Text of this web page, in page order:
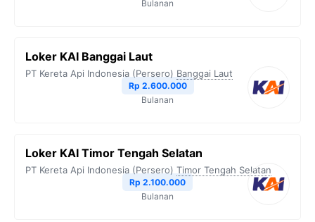
Bulanan
Loker KAI Banggai Laut
PT Kereta Api Indonesia (Persero) Banggai Laut
Rp 2.600.000
Bulanan
Loker KAI Timor Tengah Selatan
PT Kereta Api Indonesia (Persero) Timor Tengah Selatan
Rp 2.100.000
Bulanan